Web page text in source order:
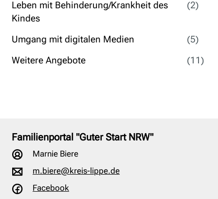
Leben mit Behinderung/Krankheit des
Kindes
(2)
Umgang mit digitalen Medien
(5)
Weitere Angebote
(11)
Familienportal "Guter Start NRW"
Marnie Biere
m.biere@kreis-lippe.de
Facebook